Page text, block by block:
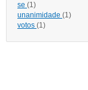
se (1)
unanimidade (1)
votos (1)